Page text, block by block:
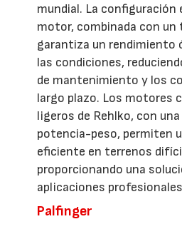
mundial. La configuración
motor, combinada con un
garantiza un rendimiento
las condiciones,
de mantenimiento y los
largo plazo. Los motores
ligeros de Rehlko, con
potencia-peso, permiten
eficiente en terrenos
proporcionando una
aplicaciones
Palfinger